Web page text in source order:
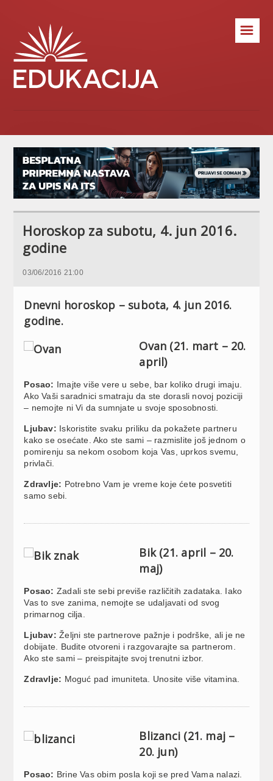
☰
Horoskop za subotu, 4. jun 2016.
godine
03/06/2016 21:00
Dnevni horoskop – subota, 4. jun 2016.
godine.
Ovan (21. mart – 20.
april)
Posao: Imajte više vere u sebe, bar koliko drugi imaju.
Ako Vaši saradnici smatraju da ste dorasli novoj poziciji
– nemojte ni Vi da sumnjate u svoje sposobnosti.
Ljubav: Iskoristite svaku priliku da pokažete partneru
kako se osećate. Ako ste sami – razmislite još jednom o
pomirenju sa nekom osobom koja Vas, uprkos svemu,
privlači.
Zdravlje: Potrebno Vam je vreme koje ćete posvetiti
samo sebi.
Bik (21. april – 20.
maj)
Posao: Zadali ste sebi previše različitih zadataka. Iako
Vas to sve zanima, nemojte se udaljavati od svog
primarnog cilja.
Ljubav: Željni ste partnerove pažnje i podrške, ali je ne
dobijate. Budite otvoreni i razgovarajte sa partnerom.
Ako ste sami – preispitajte svoj trenutni izbor.
Zdravlje: Moguć pad imuniteta. Unosite više vitamina.
Blizanci (21. maj –
20. jun)
Posao: Brine Vas obim posla koji se pred Vama nalazi.